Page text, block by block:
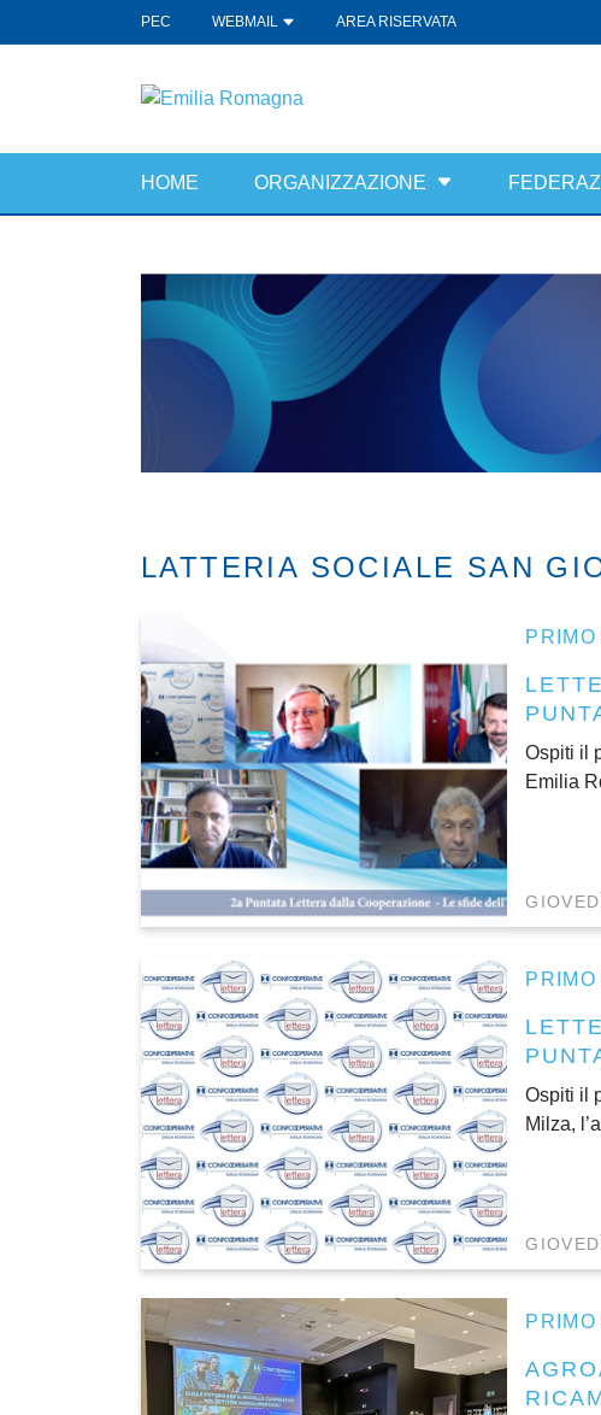
PEC WEBMAIL AREA RISERVATA
HOME ORGANIZZAZIONE
LATTERIA SOCIALE SAN
Ospiti il
Emilia
Ospiti il
Milza,